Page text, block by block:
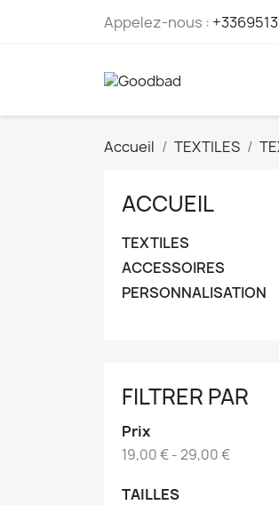
Appelez-nous :
Accueil TEXTILES
ACCUEIL
TEXTILES
ACCESSOIRES
PERSONNALISATION
FILTRER PAR
Prix
19,00 € - 29,00 €
TAILLES